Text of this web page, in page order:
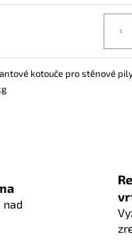
kotouče pro stěnové
nad